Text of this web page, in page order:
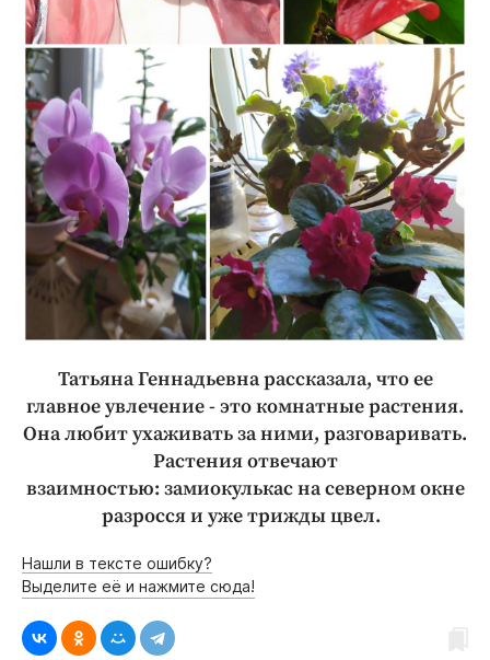
Татьяна Геннадьевна рассказала, что ее
главное увлечение - это комнатные растения.
Она любит ухаживать за ними, разговаривать.
Растения отвечают
взаимностью: замиокулькас на северном окне
разросся и уже трижды цвел.
Нашли в тексте ошибку?
Выделите её и нажмите сюда!